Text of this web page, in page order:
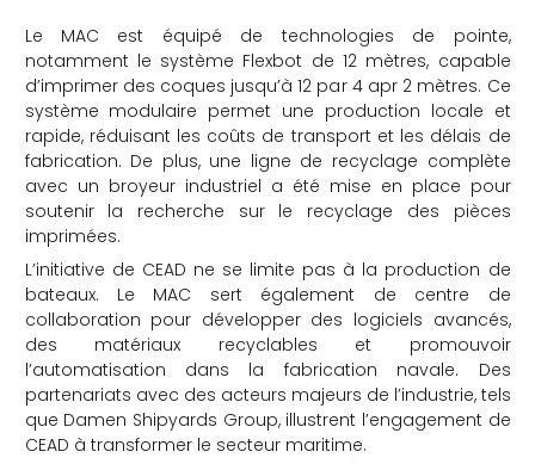
Le MAC est équipé de technologies de pointe,
notamment le système Flexbot de 12 mètres, capable
d’imprimer des coques jusqu’à 12 par 4 apr 2 mètres. Ce
système modulaire permet une production locale et
rapide, réduisant les coûts de transport et les délais de
fabrication. De plus, une ligne de recyclage complète
avec un broyeur industriel a été mise en place pour
soutenir la recherche sur le recyclage des pièces
imprimées.
L’initiative de CEAD ne se limite pas à la production de
bateaux.
Le MAC sert également de centre de
collaboration pour développer des logiciels avancés,
des matériaux recyclables et promouvoir
l’automatisation dans la fabrication navale.
Des
partenariats avec des acteurs majeurs de l’industrie, tels
que Damen Shipyards Group, illustrent l’engagement de
CEAD à transformer le secteur maritime.